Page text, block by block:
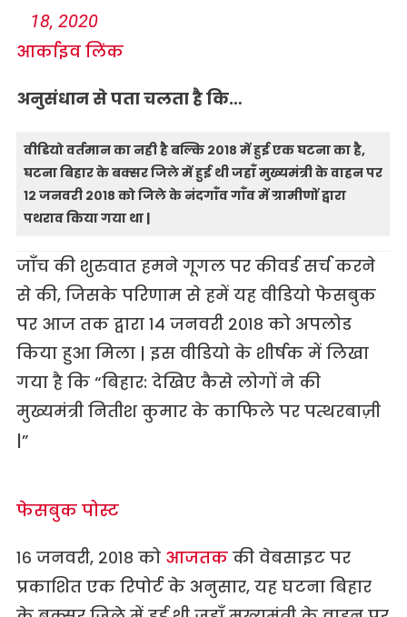
18, 2020
आर्काइव लिंक
अनुसंधान से पता चलता है कि…
वीडियो वर्तमान का नही है बल्कि २०१८ में हुई एक घटना का है,
घटना बिहार के बक्सर जिले में हुई थी जहाँ मुख्यमंत्री के वाहन पर
१२ जनवरी २०१८ को जिले के नंदगाँव गाँव में ग्रामीणों द्वारा
पथराव किया गया था |
जाँच की शुरुवात हमने गूगल पर कीवर्ड सर्च करने
से की, जिसके परिणाम से हमें यह वीडियो फेसबुक
पर आज तक द्वारा १४ जनवरी २०१८ को अपलोड
किया हुआ मिला | इस वीडियो के शीर्षक में लिखा
गया है कि “बिहार: देखिए कैसे लोगों ने की
मुख्यमंत्री नितीश कुमार के काफिले पर पत्थरबाज़ी
|”
फेसबुक पोस्ट
१६ जनवरी, २०१८ को आजतककी वेबसाइट पर
प्रकाशित एक रिपोर्ट के अनुसार, यह घटना बिहार